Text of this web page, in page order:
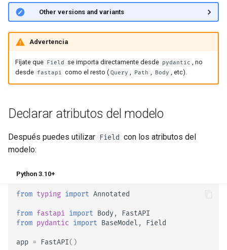
WebSockets
Eventos de Lifespan
Probando WebSockets
Overrides
Configuraciones y Variables
Callbacks de OpenAPI
Security Tools
Encoders - jsonable_encoder
🤓 Other versions and variants
Advertencia
Fíjate que Field se importa directamente desde pydantic , no
desde fastapi como el resto ( Query , Path , Body , etc).
Declarar atributos del modelo
Después puedes utilizar Field con los atributos del
modelo:
Python 3.10+
from typing import Annotated
from fastapi import Body,
FastAPI
from pydantic import BaseModel , Field
app = FastAPI()